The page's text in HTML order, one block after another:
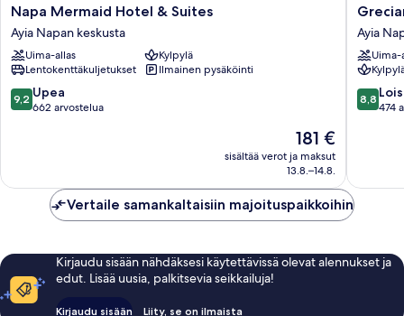
Napa
Mermaid
Hotel
&
Suites
Ayia
Napan
Napa Mermaid Hotel & Suites
Ayia Napan keskusta
Uima-allas
Kylpylä
Lentokenttäkuljetukset
Ilmainen pysäköinti
9.2
kautta
9,2 Upea
662 arvostelua
Hinta
on
181 €
181 €
sisältää verot ja maksut
13.8.–14.8.
Grecian
Bay
Hotel
Ayia
Napan
keskusta
Ayia
Uima-
8.8
kautta
8,8
474
Vertaile samankaltaisiin majoituspaikkoihin
Kirjaudu sisään nähdäksesi käytettävissä olevat alennukset ja
edut. Lisää uusia, palkitsevia seikkailuja!
Kirjaudu sisään Liity, se on ilmaista